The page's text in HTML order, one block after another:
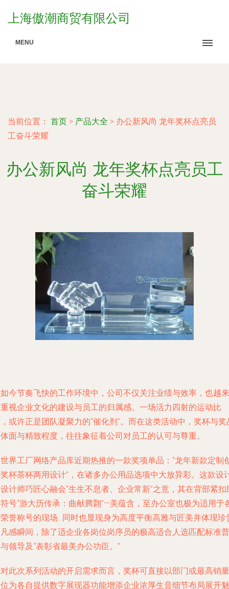
上海傲潮商贸有限公司
MENU
当前位置： 首页 > 产品大全 > 办公新风尚 龙年奖杯点亮员
工奋斗荣耀
办公新风尚 龙年奖杯点亮员工
奋斗荣耀
今节奏飞快的工作环境中，公司不仅关注业绩与效率，也越来
视企业文化的建设与员工的归属感。一场活力四射的运动比
或许正是团队凝聚力的“催化剂”。而在这类活动中，奖杯与奖
面与精致程度，往往象征着公司对员工的认可与尊重。
界工厂网络产品库近期热推的一款奖项单品：“龙年新款定制
杯茶杯两用设计”，在诸多办公用品选项中大放异彩。这款设
计师巧匠心融会“生生不息者、企业常新”之意，其在背部紧扣
号“游大历传承：曲献腾翾”—美蕴含，至办公室也极为适用于
誉称号的现场…同时也显现身为高度平衡高雅与匠美并体现珍
感瞬间，除了适企业各岗位岗序员的极高适合人选匹配标准普
领导及“表彰省最美办公功臣。”
此次系列活动的开启需求而言，奖杯可直接以部门或最高销量
为各自提供数字展现器功能增添企业浓厚生音细节布局展开魅